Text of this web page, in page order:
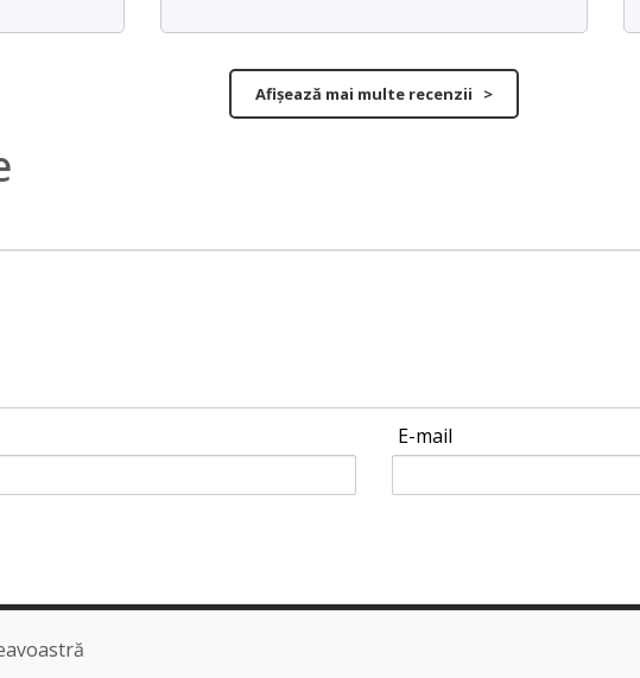
Afișează mai multe recenzii >
E-mail
noi